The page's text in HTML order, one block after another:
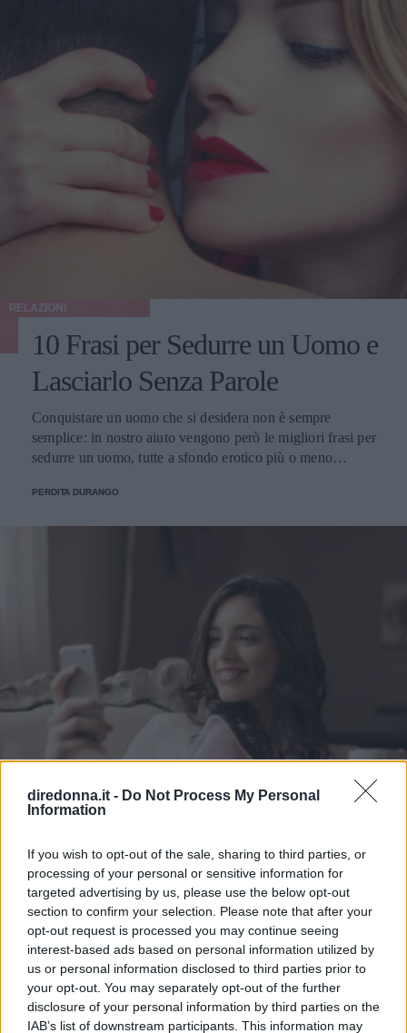
diredonna.it - Do Not Process My Personal
Information
If you wish to opt-out of the sale, sharing to third parties, or
processing of your personal or sensitive information for
targeted advertising by us, please use the below opt-out
section to confirm your selection. Please note that after your
opt-out request is processed you may continue seeing
interest-based ads based on personal information utilized by
us or personal information disclosed to third parties prior to
your opt-out. You may separately opt-out of the further
disclosure of your personal information by third parties on the
IAB’s list of downstream participants. This information may
RELAZIONI
10 Frasi per Sedurre un Uomo e
Lasciarlo Senza Parole
Conquistare un uomo che si desidera non è sempre
semplice: in nostro aiuto vengono però le migliori frasi per
sedurre un uomo, tutte a sfondo erotico più o meno
PERDITA DURANGO
AMORE
La sottile arte di punzecchiare
in amore